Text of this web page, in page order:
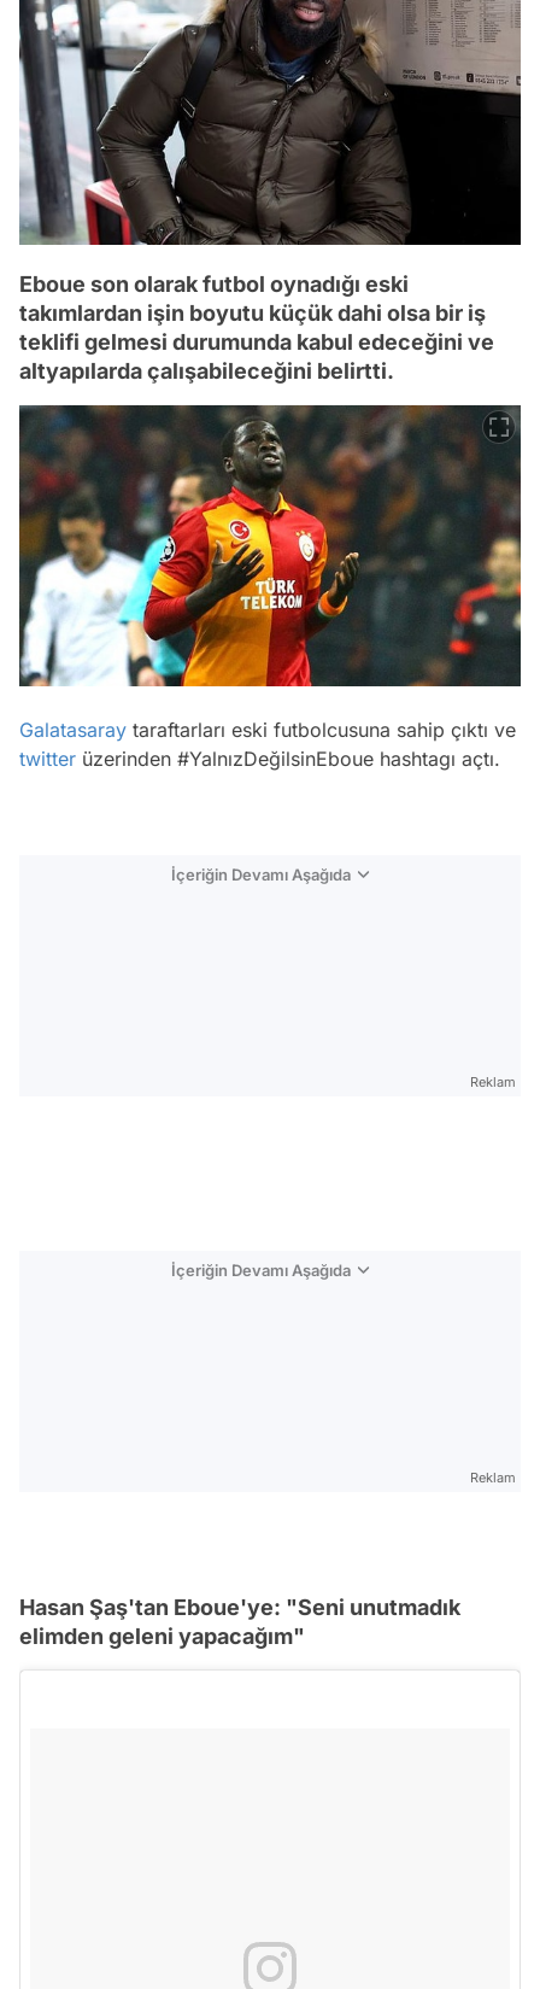
Eboue son olarak futbol oynadığı eski
takımlardan işin boyutu küçük dahi olsa bir iş
teklifi gelmesi durumunda kabul edeceğini ve
altyapılarda çalışabileceğini belirtti.
Galatasaray taraftarları eski futbolcusuna sahip çıktı ve
twitter üzerinden #YalnızDeğilsinEboue hashtagı açtı.
İçeriğin Devamı Aşağıda
Reklam
İçeriğin Devamı Aşağıda
Reklam
Hasan Şaş'tan Eboue'ye: "Seni unutmadık
elimden geleni yapacağım"